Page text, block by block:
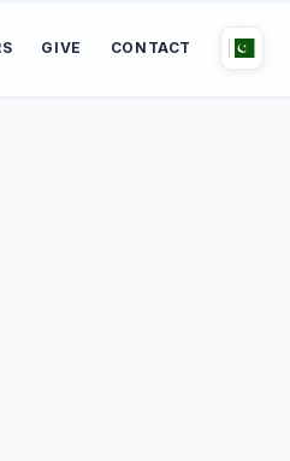
GIVE CONTACT